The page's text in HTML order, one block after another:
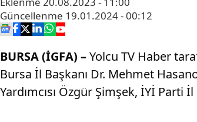
Güncellenme 19.01.2024 - 00:12
BURSA (İGFA) –Yolcu TV Haber
Bursa İl Başkanı Dr. Mehmet
Yardımcısı Özgür Şimşek, İYİ